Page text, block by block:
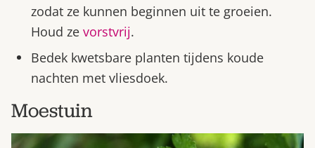
zodat ze kunnen beginnen uit te groeien.
Houd ze vorstvrij.
Bedek kwetsbare planten tijdens koude
nachten met vliesdoek.
Moestuin